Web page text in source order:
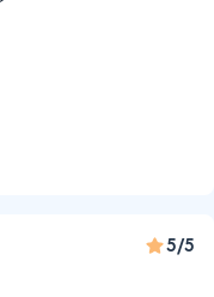
5/5